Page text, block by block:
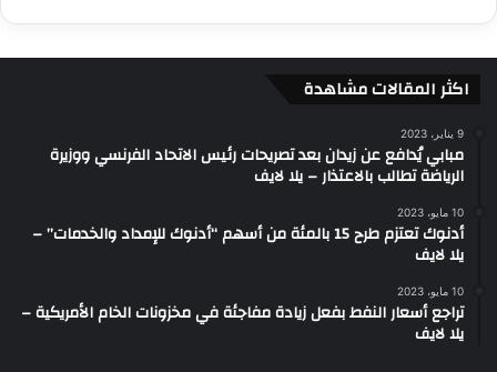
اكثر المقالات مشاهدة
9 يناير، 2023
مبابي يُدافع عن زيدان بعد تصريحات رئيس الاتحاد الفرنسي ووزيرة
الرياضة تطالب بالاعتذار – يلا لايف
10 مايو، 2023
أدنوك تعتزم طرح 15 بالمئة من أسهم “أدنوك للإمداد والخدمات” –
يلا لايف
10 مايو، 2023
تراجع أسعار النفط بفعل زيادة مفاجئة في مخزونات الخام الأمريكية –
يلا لايف